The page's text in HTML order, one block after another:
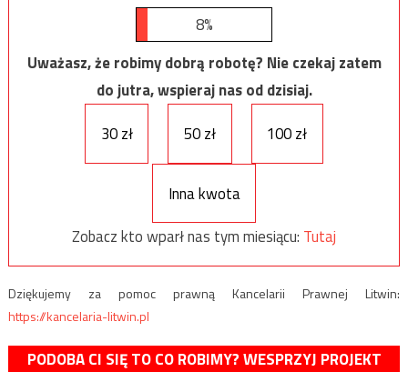
8%
Uważasz, że robimy dobrą robotę? Nie czekaj zatem
do jutra, wspieraj nas od dzisiaj.
30 zł
50 zł 100 zł
Inna kwota
Zobacz kto wparł nas tym miesiącu: Tutaj
Dziękujemy za pomoc prawną Kancelarii Prawnej Litwin:
https://kancelaria-litwin.pl
PODOBA CI SIĘ TO CO ROBIMY? WESPRZYJ PROJEKT